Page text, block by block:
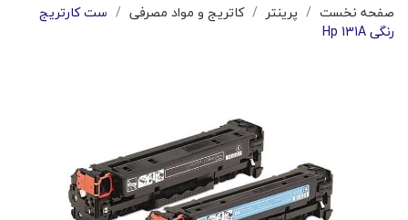
صفحه نخست پرینتر کاتریج و مواد مصرفی
ست کارتریج
رنگی Hp 131A